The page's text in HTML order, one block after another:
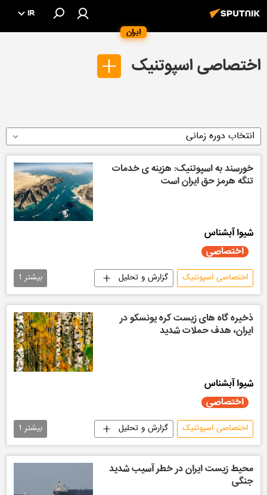
ایران
IR
اختصاصی اسپوتنیک
انتخاب دوره زمانی
خورسند به اسپوتنیک: هزینه ی خدمات
تنگه هرمز حق ایران است
شیوا آبشناس
اختصاصی
اختصاصی اسپوتنیک
گزارش و تحلیل
سیاسی
بیشتر 1
ذخیره‌ گاه‌ های زیست‌ کره یونسکو در
ایران، هدف حملات شدید
شیوا آبشناس
اختصاصی
اختصاصی اسپوتنیک
گزارش و تحلیل
سیاسی
بیشتر 1
محیط زیست ایران در خطر آسیب شدید
جنگی